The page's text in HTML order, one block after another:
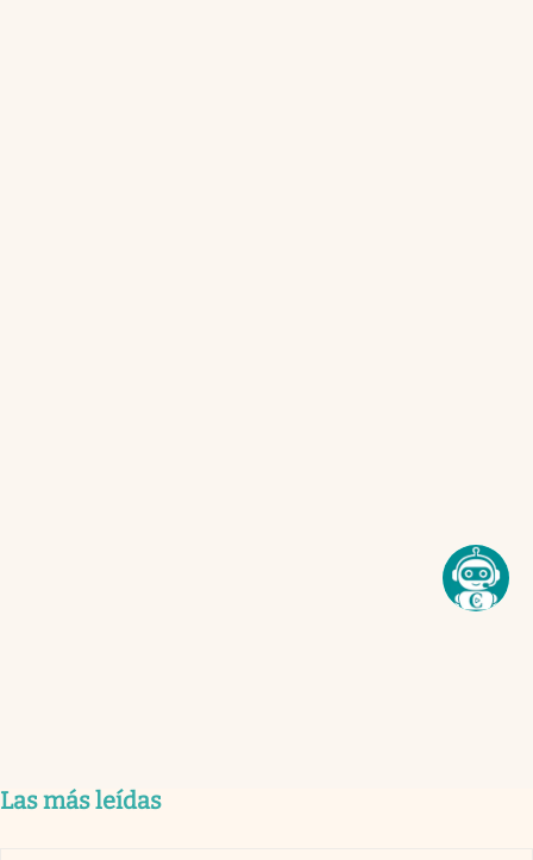
Las más leídas